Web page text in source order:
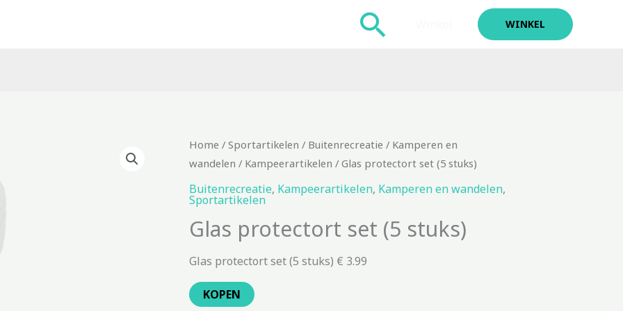
Zoeken WINKEL
Home / Sportartikelen / Buitenrecreatie / Kamperen en
wandelen / Kampeerartikelen / Glas protectort set (5 stuks)
Buitenrecreatie, Kampeerartikelen, Kamperen en wandelen,
Sportartikelen
Glas protectort set (5 stuks)
Glas protectort set (5 stuks) € 3.99
KOPEN